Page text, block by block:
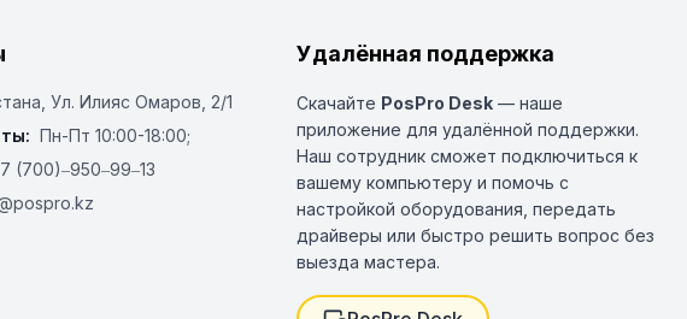
​Ул. Илияс Омаров, 2/1
Пн-Пт 10:00-18:00;
(700)‒950‒99‒13
Удалённая поддержка
Скачайте PosPro Desk — наше
приложение для удалённой поддержки.
Наш сотрудник сможет подключиться к
вашему компьютеру и помочь с
настройкой оборудования, передать
драйверы или быстро решить вопрос без
выезда мастера.